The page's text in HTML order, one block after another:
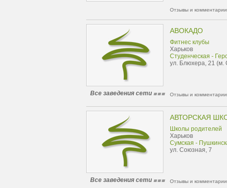
Отзывы и
АВОКАДО
Фитнес клубы
Харьков
Студенческая -
ул. Блюхера, 21 (м.
Все заведения сети Отзывы и
АВТОРСКАЯ
Школы родителей
Харьков
Сумская -
ул. Союзная, 7
Все заведения сети Отзывы и